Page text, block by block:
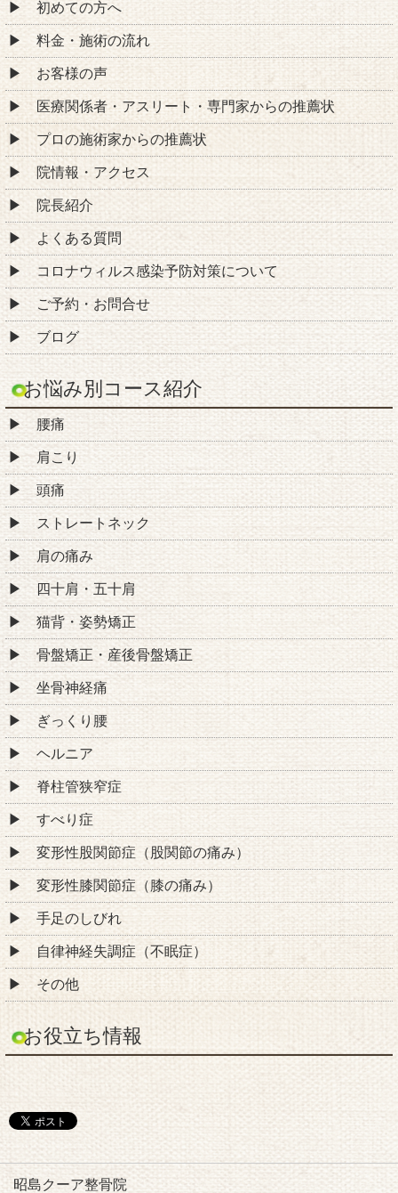
初めての方へ
料金・施術の流れ
お客様の声
医療関係者・アスリート・専門家からの推薦状
プロの施術家からの推薦状
院情報・アクセス
院長紹介
よくある質問
コロナウィルス感染予防対策について
ご予約・お問合せ
ブログ
お悩み別コース紹介
腰痛
肩こり
頭痛
ストレートネック
肩の痛み
四十肩・五十肩
猫背・姿勢矯正
骨盤矯正・産後骨盤矯正
坐骨神経痛
ぎっくり腰
ヘルニア
脊柱管狭窄症
すべり症
変形性股関節症（股関節の痛み）
変形性膝関節症（膝の痛み）
手足のしびれ
自律神経失調症（不眠症）
その他
お役立ち情報
昭島クーア整骨院